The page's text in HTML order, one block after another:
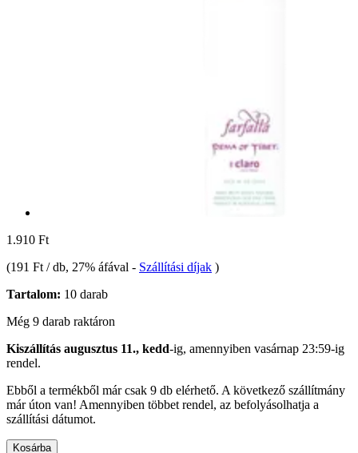
1.910 Ft
(191 Ft / db, 27% áfával - Szállítási díjak )
Tartalom: 10 darab
Még 9 darab raktáron
Kiszállítás augusztus 11., kedd-ig, amennyiben vasárnap 23:59-ig
rendel.
Ebből a termékből már csak 9 db elérhető. A következő szállítmány
már úton van! Amennyiben többet rendel, az befolyásolhatja a
szállítási dátumot.
Kosárba